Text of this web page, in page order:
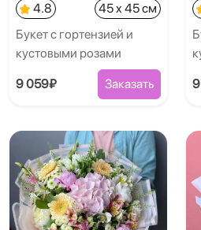
4.8
45 x 45 см
Букет с гортензией и
кустовыми розами
9 059₽ Заказать